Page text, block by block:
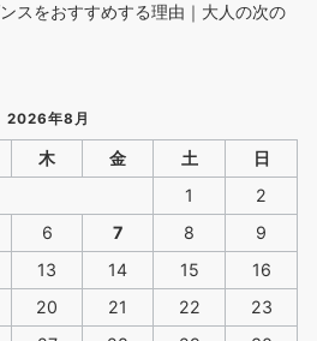
スをおすすめする理由｜大人の次の
2026年8月
木 金 土
日
1
2
6 7 8
9
13 14 15
16
20 21 22
23